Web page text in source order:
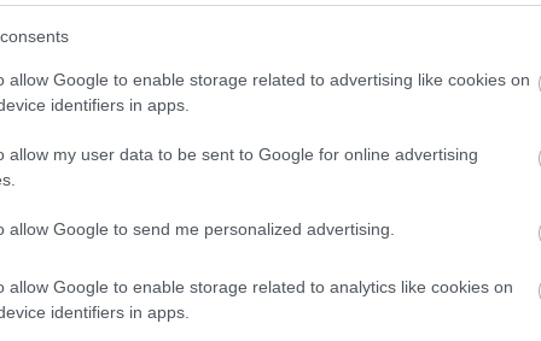
allow Google to enable storage related to advertising like cookies on
identifiers in apps.
allow my user data to be sent to Google for online advertising
allow Google to send me personalized advertising.
allow Google to enable storage related to analytics like cookies on
identifiers in apps.
rámozdultam, de Valtteri nem tudott hova
Valtteritől és a csapattól. Az egész az
sok időt veszítettem” – vállalta hibáját a